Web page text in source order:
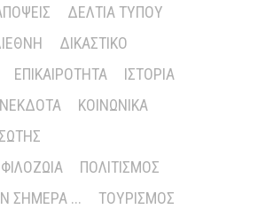
ΔΕΛΤΊΑ ΤΎΠΟΥ
ΔΙΚΑΣΤΙΚΌ
ΕΠΙΚΑΙΡΌΤΗΤΑ
ΙΣΤΟΡΊΑ
ΚΟΙΝΩΝΙΚΆ
ΠΟΛΙΤΙΣΜΌΣ
ΣΉΜΕΡΑ ...
ΤΟΥΡΙΣΜΌΣ